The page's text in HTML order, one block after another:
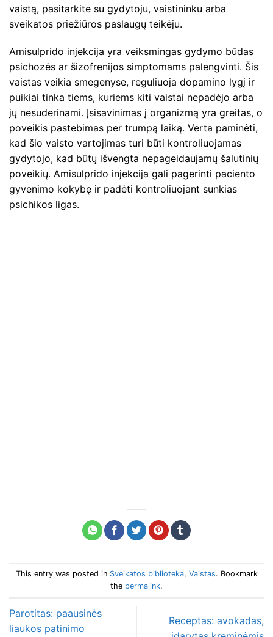
vaistą, pasitarkite su gydytoju, vaistininku arba
sveikatos priežiūros paslaugų teikėju.
Amisulprido injekcija yra veiksmingas gydymo būdas
psichozės ar šizofrenijos simptomams palengvinti. Šis
vaistas veikia smegenyse, reguliuoja dopamino lygį ir
puikiai tinka tiems, kuriems kiti vaistai nepadėjo arba
jų nesuderinami. Įsisavinimas į organizmą yra greitas, o
poveikis pastebimas per trumpą laiką. Verta paminėti,
kad šio vaisto vartojimas turi būti kontroliuojamas
gydytojo, kad būtų išvengta nepageidaujamų šalutinių
poveikių. Amisulprido injekcija gali pagerinti paciento
gyvenimo kokybę ir padėti kontroliuojant sunkias
psichikos ligas.
This entry was posted in Sveikatos biblioteka, Vaistas. Bookmark
the permalink.
Parotitas: paausinės
liaukos patinimo
Receptas: avokadas,